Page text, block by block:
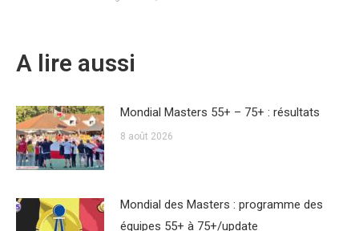
A lire aussi
Mondial Masters 55+ – 75+ : résultats
8 août 2026
Mondial des Masters : programme des
équipes 55+ à 75+/update